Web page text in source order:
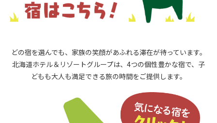
どの宿を選んでも、家族の笑顔があふれる滞在が待っています。
北海道ホテル＆リゾートグループは、4つの個性豊かな宿で、子
どもも大人も満足できる旅の時間をご提供します。